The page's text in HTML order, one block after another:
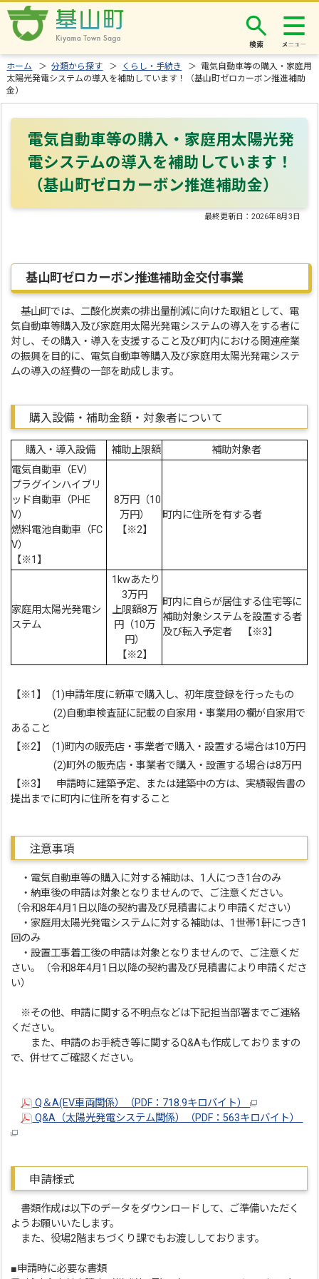
検索
ホーム ＞分類から探す ＞ くらし・手続き
＞ 電気自動車等の購入・家庭用
太陽光発電システムの導入を補助しています！（基山町ゼロカーボン推進補助
金）
電気自動車等の購入・家庭用太陽光発
電システムの導入を補助しています！
（基山町ゼロカーボン推進補助金）
最終更新日：2026年8月3日
基山町ゼロカーボン推進補助金交付事業
基山町では、二酸化炭素の排出量削減に向けた取組として、電
気自動車等購入及び家庭用太陽光発電システムの導入をする者に
対し、その購入・導入を支援すること及び町内における関連産業
の振興を目的に、電気自動車等購入及び家庭用太陽光発電システ
ムの導入の経費の一部を助成します。
購入設備・補助金額・対象者について
購入・導入設備 補助上限額
補助対象者
電気自動車（EV）
プラグインハイブリ
ッド自動車（PHE
V）
燃料電池自動車（FC
V）
【※1】
8万円（10
万円）
【※2】
町内に住所を有する者
家庭用太陽光発電シ
ステム
1kwあたり
3万円
上限額8万
円（10万
円）
【※2】
町内に自らが居住する住宅等に
補助対象システムを設置する者
及び転入予定者 【※3】
【※1】 (1)申請年度に新車で購入し、初年度登録を行ったもの
(2)自動車検査証に記載の自家用・事業用の欄が自家用で
あること
【※2】 (1)町内の販売店・事業者で購入・設置する場合は10万円
(2)町外の販売店・事業者で購入・設置する場合は8万円
【※3】 申請時に建築予定、または建築中の方は、実績報告書の
提出までに町内に住所を有すること
注意事項
・電気自動車等の購入に対する補助は、1人につき1台のみ
・納車後の申請は対象となりませんので、ご注意ください。
（令和8年4月1日以降の契約書及び見積書により申請ください）
・家庭用太陽光発電システムに対する補助は、1世帯1軒につき1
回のみ
・設置工事着工後の申請は対象となりませんので、ご注意くだ
さい。（令和8年4月1日以降の契約書及び見積書により申請くださ
い）
※その他、申請に関する不明点などは下記担当部署までご連絡
ください。
また、申請のお手続き等に関するQ&Aも作成しておりますの
で、併せてご確認ください。
Q＆A(EV車両関係）（PDF：718.9キロバイト）
Q&A（太陽光発電システム関係）（PDF：563キロバイト）
申請様式
書類作成は以下のデータをダウンロードして、ご準備いただく
ようお願いいたします。
また、役場2階まちづくり課でもお渡ししております。
■申請時に必要な書類